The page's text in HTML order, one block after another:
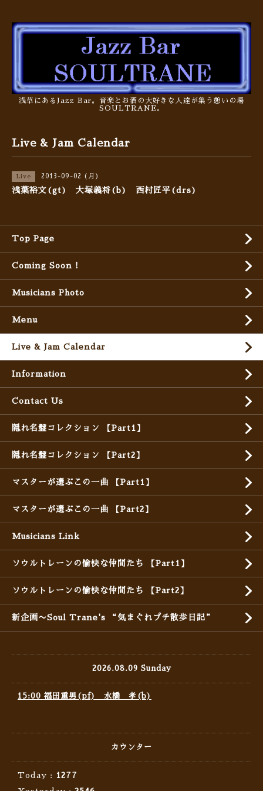
浅草にあるJazz Bar。音楽とお酒の大好きな人達が集う憩いの場
SOULTRANE。
Live & Jam Calendar
Live 2013-09-02 (月)
浅葉裕文(gt) 大塚義将(b) 西村匠平(drs)
Top Page
Coming Soon !
Musicians Photo
Menu
Live & Jam Calendar
Information
Contact Us
隠れ名盤コレクション 【Part1】
隠れ名盤コレクション 【Part2】
マスターが選ぶこの一曲 【Part1】
マスターが選ぶこの一曲 【Part2】
Musicians Link
ソウルトレーンの愉快な仲間たち 【Part1】
ソウルトレーンの愉快な仲間たち 【Part2】
新企画〜Soul Trane's “気まぐれプチ散歩日記”
2026.08.09 Sunday
15:00 福田重男(pf) 水橋 孝(b)
カウンター
Today :
1277